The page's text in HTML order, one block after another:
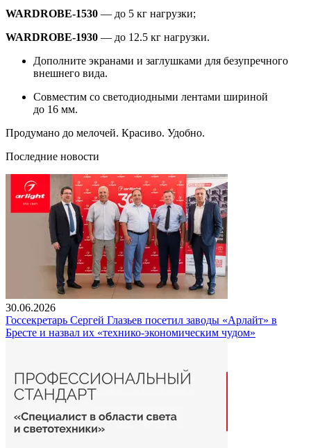
WARDROBE-1530 — до 5 кг нагрузки;
WARDROBE-1930 — до 12.5 кг нагрузки.
Дополните экранами и заглушками для безупречного
внешнего вида.
Совместим со светодиодными лентами шириной
до 16 мм.
Продумано до мелочей. Красиво. Удобно.
Последние новости
30.06.2026
Госсекретарь Сергей Глазьев посетил заводы «Арлайт» в
Бресте и назвал их «технико-экономическим чудом»